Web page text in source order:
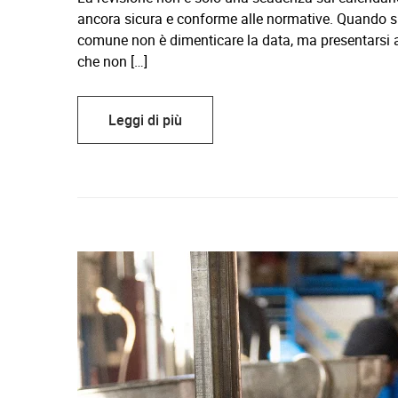
ancora sicura e conforme alle normative.
comune non è dimenticare la data, ma presentarsi
che non […]
Leggi di più